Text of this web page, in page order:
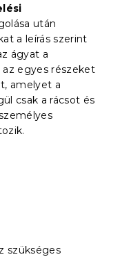
után
a leírás szerint
ágyat a
egyes részeket
amelyet a
csak a rácsot és
szükséges